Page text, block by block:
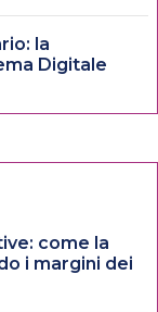
la
Digitale
come la
i margini dei